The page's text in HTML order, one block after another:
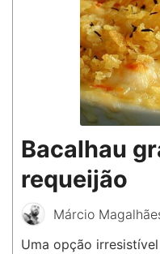
Bacalhau
requeijão
Márcio
Uma opção